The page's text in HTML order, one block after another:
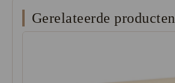
Gerelateerde producten